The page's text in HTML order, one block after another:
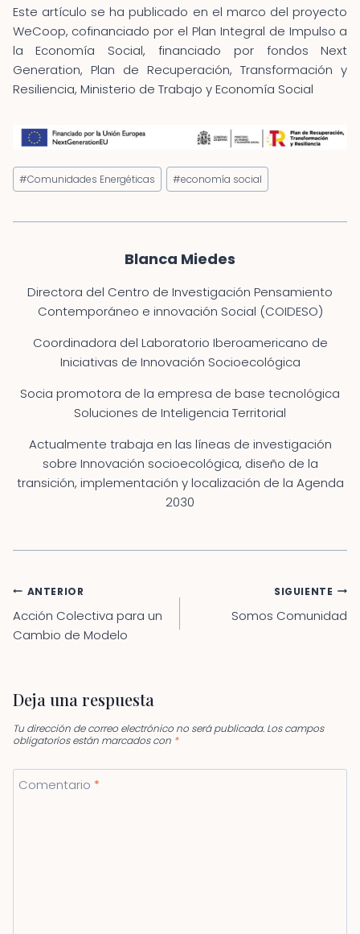
Este artículo se ha publicado en el marco del proyecto
WeCoop, cofinanciado por el Plan Integral de Impulso a
la Economía Social, financiado por fondos Next
Generation, Plan de Recuperación, Transformación y
Resiliencia, Ministerio de Trabajo y Economía Social
Etiquetas
de
#Comunidades Energéticas #economía social
Blanca Miedes
Directora del Centro de Investigación Pensamiento
Contemporáneo e innovación Social (COIDESO)
Coordinadora del Laboratorio Iberoamericano de
Iniciativas de Innovación Socioecológica
Socia promotora de la empresa de base tecnológica
Soluciones de Inteligencia Territorial
Actualmente trabaja en las líneas de investigación
sobre Innovación socioecológica, diseño de la
transición, implementación y localización de la Agenda
2030
Navegación
de
entradas
ANTERIOR
Acción Colectiva para un
Cambio de Modelo
SIGUIENTE
Somos Comunidad
Deja una respuesta
Tu dirección de correo electrónico no será publicada. Los campos
obligatorios están marcados con *
Comentario *